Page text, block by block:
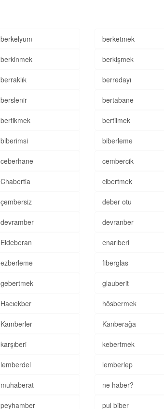
berkelyum berketmek
berkinmek berkişmek
berraklık berredayı
berslenir bertabane
bertikmek bertilmek
biberimsi biberleme
ceberhane cembercik
Chabertia cibertmek
çembersiz deber otu
devramber devranber
Eldeberan enarıberi
ezberleme fiberglas
gebertmek glauberit
Hacıekber hösbermek
Kamberler Kanberağa
karşıberi kebertmek
lemberdel lemberlep
muhaberat ne haber?
peyhamber pul biber